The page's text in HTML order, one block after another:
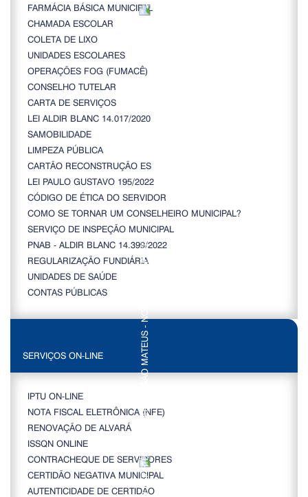
FARMÁCIA BÁSICA MUNICIPAL
CHAMADA ESCOLAR
COLETA DE LIXO
UNIDADES ESCOLARES
OPERAÇÕES FOG (FUMACÊ)
CONSELHO TUTELAR
CARTA DE SERVIÇOS
LEI ALDIR BLANC 14.017/2020
SAMOBILIDADE
LIMPEZA PÚBLICA
CARTÃO RECONSTRUÇÃO ES
LEI PAULO GUSTAVO 195/2022
CÓDIGO DE ÉTICA DO SERVIDOR
COMO SE TORNAR UM CONSELHEIRO MUNICIPAL?
SERVIÇO DE INSPEÇÃO MUNICIPAL
PNAB - ALDIR BLANC 14.399/2022
REGULARIZAÇÃO FUNDIÁRIA
UNIDADES DE SAÚDE
CONTAS PÚBLICAS
SERVIÇOS ON-LINE
IPTU ON-LINE
NOTA FISCAL ELETRÔNICA (NFE)
RENOVAÇÃO DE ALVARÁ
ISSQN ONLINE
CONTRACHEQUE DE SERVIDORES
CERTIDÃO NEGATIVA MUNICIPAL
AUTENTICIDADE DE CERTIDÃO